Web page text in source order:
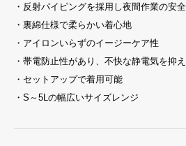
・反射パイピングを採用し夜間作業の安
・裏綿仕様で柔らかい着心地
・アイロンいらずのイージーケア性
・帯電防止性があり、不快な静電気を抑
・セットアップで着用可能
・S～5Lの幅広いサイズレンジ